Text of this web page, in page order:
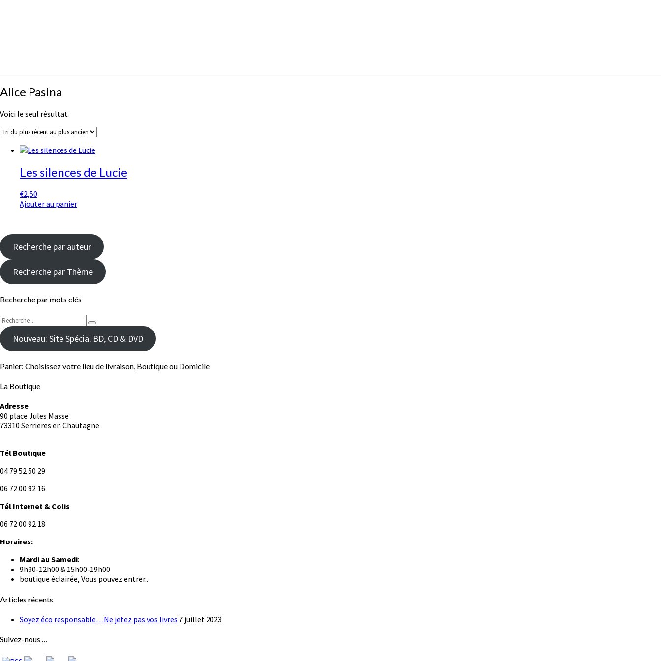
Alice
Pasina
Alice Pasina
Voici le seul résultat
Les silences de Lucie
€2,50
Ajouter au panier
Recherche par auteur
Recherche par Thème
Recherche par mots clés
Rechercher :
Recherche
Nouveau: Site Spécial BD, CD & DVD
Panier: Choisissez votre lieu de livraison, Boutique ou Domicile
La Boutique
Adresse
90 place Jules Masse
73310 Serrieres en Chautagne
Tél.Boutique
04 79 52 50 29
06 72 00 92 16
Tél.Internet & Colis
06 72 00 92 18
Horaires:
Mardi au Samedi:
9h30-12h00 & 15h00-19h00
boutique éclairée, Vous pouvez entrer..
Articles récents
Soyez éco responsable…Ne jetez pas vos livres 7 juillet 2023
Suivez-nous …